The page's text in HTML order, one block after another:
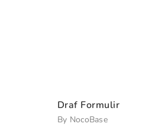
Draf Formulir
By NocoBase